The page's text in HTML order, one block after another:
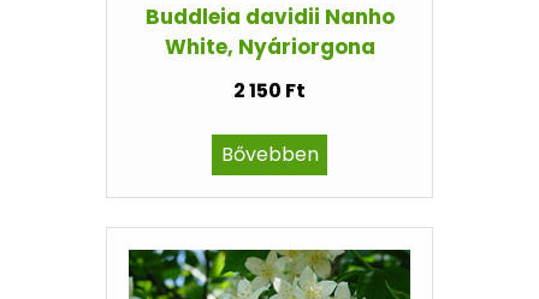
Buddleia davidii Nanho
White, Nyáriorgona
2 150 Ft
Bővebben